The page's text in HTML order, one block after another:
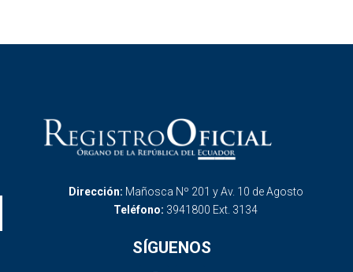
Dirección: Mañosca Nº 201 y Av. 10 de Agosto
Teléfono: 3941800 Ext. 3134
SÍGUENOS